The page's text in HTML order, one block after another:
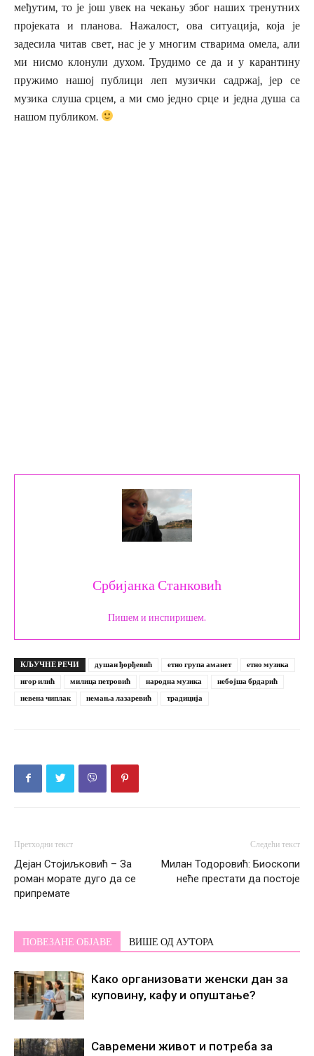
међутим, то је још увек на чекању због наших тренутних
пројеката и планова. Нажалост, ова ситуација, која је
задесила читав свет, нас је у многим стварима омела, али
ми нисмо клонули духом. Трудимо се да и у карантину
пружимо нашој публици леп музички садржај, јер се
музика слуша срцем, а ми смо једно срце и једна душа са
нашом публиком.
Србијанка Станковић
Пишем и инспиришем.
КЉУЧНЕ РЕЧИ душан ђорђевић етно група аманет
етно музика
игор илић
милица петровић народна музика
небојша брдарић
невена чиплак
немања лазаревић традиција
Претходни текст
Дејан Стојиљковић – За
роман морате дуго да се
припремате
Следећи текст
Милан Тодоровић: Биоскопи
неће престати да постоје
ПОВЕЗАНЕ ОБЈАВЕ ВИШЕ ОД АУТОРА
Како организовати женски дан за
куповину, кафу и опуштање?
Савремени живот и потреба за